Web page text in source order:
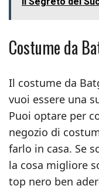
Costume da
Il costume da
vuoi essere una
Puoi optare per
negozio di
farlo in casa. Se
la cosa migliore
top nero ben